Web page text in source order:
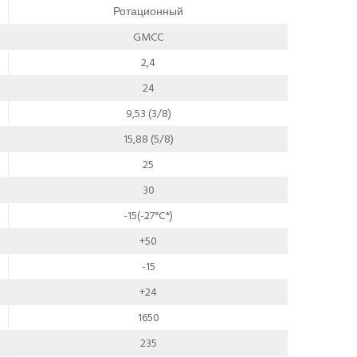
Ротационный
GMCC
2,4
24
9,53 (3/8)
15,88 (5/8)
25
30
-15(-27°C*)
+50
-15
+24
1650
235